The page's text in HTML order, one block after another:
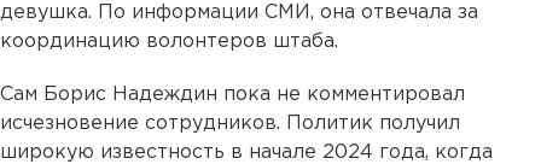
девушка. По информации СМИ, она отвечала за
координацию волонтеров штаба.
Сам Борис Надеждин пока не комментировал
исчезновение сотрудников. Политик получил
широкую известность в начале 2024 года, когда